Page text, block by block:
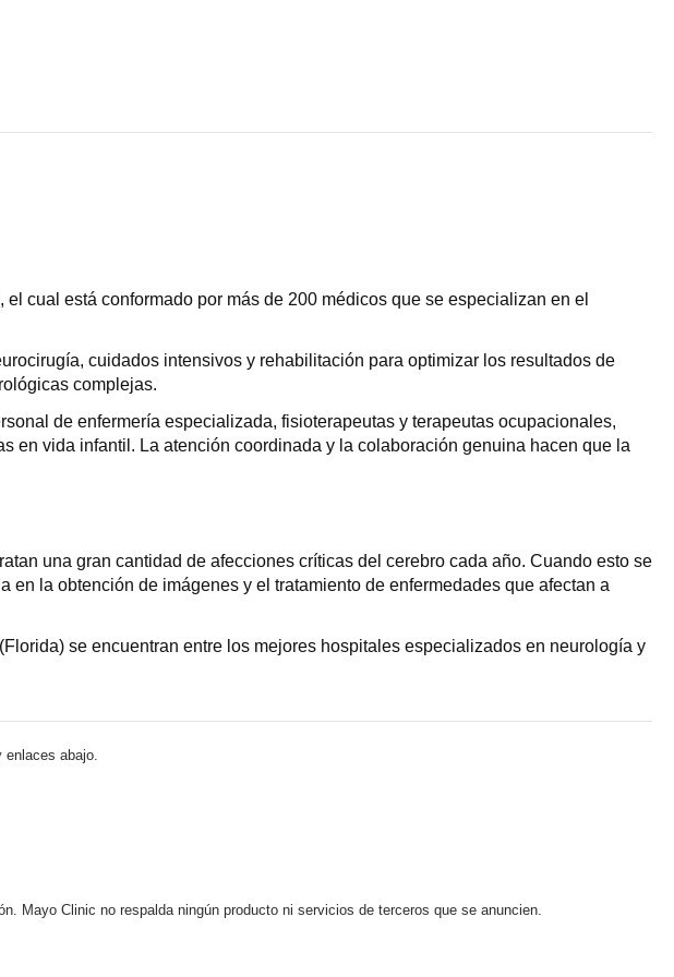
cual está conformado por más de 200 médicos que se especializan en el
cuidados intensivos y rehabilitación para optimizar los resultados de
complejas.
de enfermería especializada, fisioterapeutas y terapeutas ocupacionales,
en vida infantil. La atención coordinada y la colaboración genuina hacen que la
una gran cantidad de afecciones críticas del cerebro cada año. Cuando esto se
la obtención de imágenes y el tratamiento de enfermedades que afectan a
se encuentran entre los mejores hospitales especializados en neurología y
enlaces abajo.
Mayo Clinic no respalda ningún producto ni servicios de terceros que se anuncien.